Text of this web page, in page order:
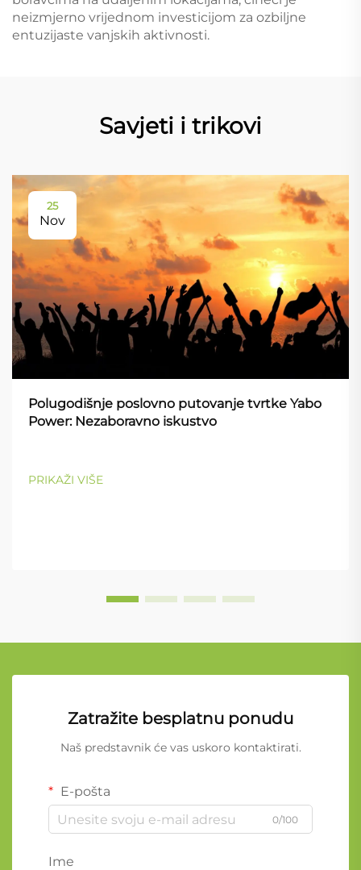
neizmjerno vrijednom investicijom za ozbiljne
entuzijaste vanjskih aktivnosti.
Savjeti i trikovi
25
Nov
Polugodišnje poslovno putovanje tvrtke Yabo
Power: Nezaboravno iskustvo
PRIKAŽI VIŠE
Zatražite besplatnu ponudu
Naš predstavnik će vas uskoro kontaktirati.
E-pošta
0/100
Ime